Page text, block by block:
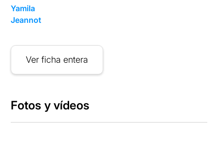
Yamila
Jeannot
Ver ficha entera
Fotos y vídeos